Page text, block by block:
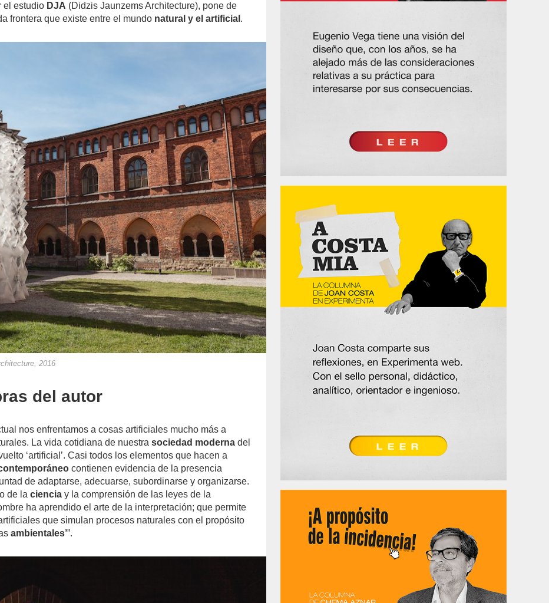
el estudio DJA (Didzis Jaunzems Architecture), pone de
frontera que existe entre el mundo natural y el artificial .
2016
del autor
nos enfrentamos a cosas artificiales mucho más a
La vida cotidiana de nuestrasociedad moderna del
‘artificial’. Casi todos los elementos que hacen a
contienen evidencia de la presencia
de adaptarse, adecuarse, subordinarse y organizarse.
de la ciencia y la comprensión de las leyes de la
ha aprendido el arte de la interpretación; que permite
que simulan procesos naturales con el propósito
ambientales’”.